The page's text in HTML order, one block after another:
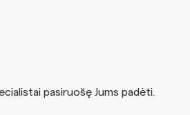
pasiruošę Jums padėti.